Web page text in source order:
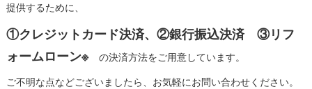
提供するために、
①クレジットカード決済、②銀行振込決済 ③リフ
ォームローン※の決済方法をご用意しています。
ご不明な点などございましたら、お気軽にお問い合わせください。